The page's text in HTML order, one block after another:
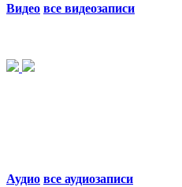
Видео все видеозаписи
Аудио все аудиозаписи